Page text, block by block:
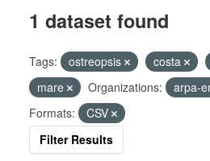
1 dataset found
Tags: ostreopsis costa
mare
Organizations:
arpa-
Formats:
CSV
Filter Results